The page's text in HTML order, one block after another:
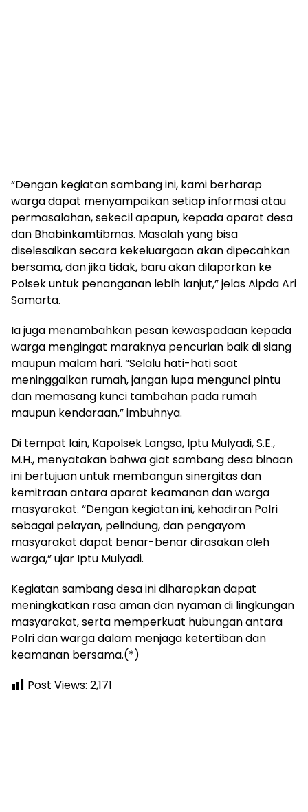
“Dengan kegiatan sambang ini, kami berharap
warga dapat menyampaikan setiap informasi atau
permasalahan, sekecil apapun, kepada aparat desa
dan Bhabinkamtibmas. Masalah yang bisa
diselesaikan secara kekeluargaan akan dipecahkan
bersama, dan jika tidak, baru akan dilaporkan ke
Polsek untuk penanganan lebih lanjut,” jelas Aipda Ari
Samarta.
Ia juga menambahkan pesan kewaspadaan kepada
warga mengingat maraknya pencurian baik di siang
maupun malam hari. “Selalu hati-hati saat
meninggalkan rumah, jangan lupa mengunci pintu
dan memasang kunci tambahan pada rumah
maupun kendaraan,” imbuhnya.
Di tempat lain, Kapolsek Langsa, Iptu Mulyadi, S.E.,
M.H., menyatakan bahwa giat sambang desa binaan
ini bertujuan untuk membangun sinergitas dan
kemitraan antara aparat keamanan dan warga
masyarakat. “Dengan kegiatan ini, kehadiran Polri
sebagai pelayan, pelindung, dan pengayom
masyarakat dapat benar-benar dirasakan oleh
warga,” ujar Iptu Mulyadi.
Kegiatan sambang desa ini diharapkan dapat
meningkatkan rasa aman dan nyaman di lingkungan
masyarakat, serta memperkuat hubungan antara
Polri dan warga dalam menjaga ketertiban dan
keamanan bersama.(*)
Post Views: 2,171